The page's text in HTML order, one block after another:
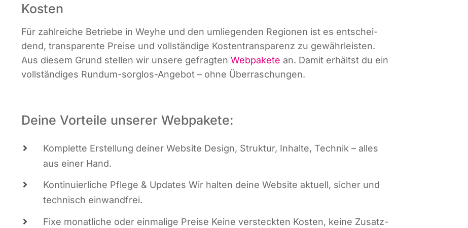
Kosten
Für zahl­rei­che Betrie­be in Wey­he und den umlie­gen­den Regio­nen ist es ent­schei­
dend, trans­pa­ren­te Prei­se und voll­stän­di­ge Kos­ten­trans­pa­renz zu gewähr­leis­ten.
Aus die­sem Grund stel­len wir unse­re gefrag­ten Web­pa­ke­te an. Damit erhältst du ein
voll­stän­di­ges Rund­um-sorg­los-Ange­bot – ohne Überraschungen.
Deine Vorteile unserer Webpakete:
Kom­plet­te Erstel­lung dei­ner Web­site Design, Struk­tur, Inhal­te, Tech­nik – alles
aus einer Hand.
Kon­ti­nu­ier­li­che Pfle­ge & Updates Wir hal­ten dei­ne Web­site aktu­ell, sicher und
tech­nisch einwandfrei.
Fixe monat­li­che oder ein­ma­li­ge Prei­se Kei­ne ver­steck­ten Kos­ten, kei­ne Zusatz­